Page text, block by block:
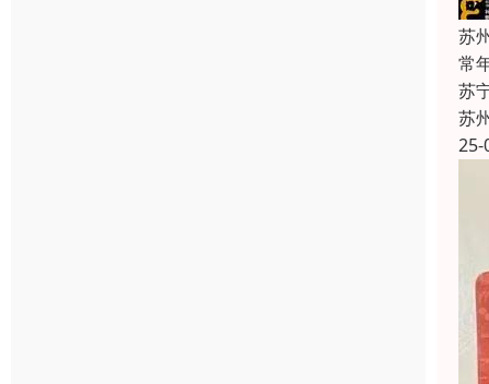
苏
常
苏
苏
25-